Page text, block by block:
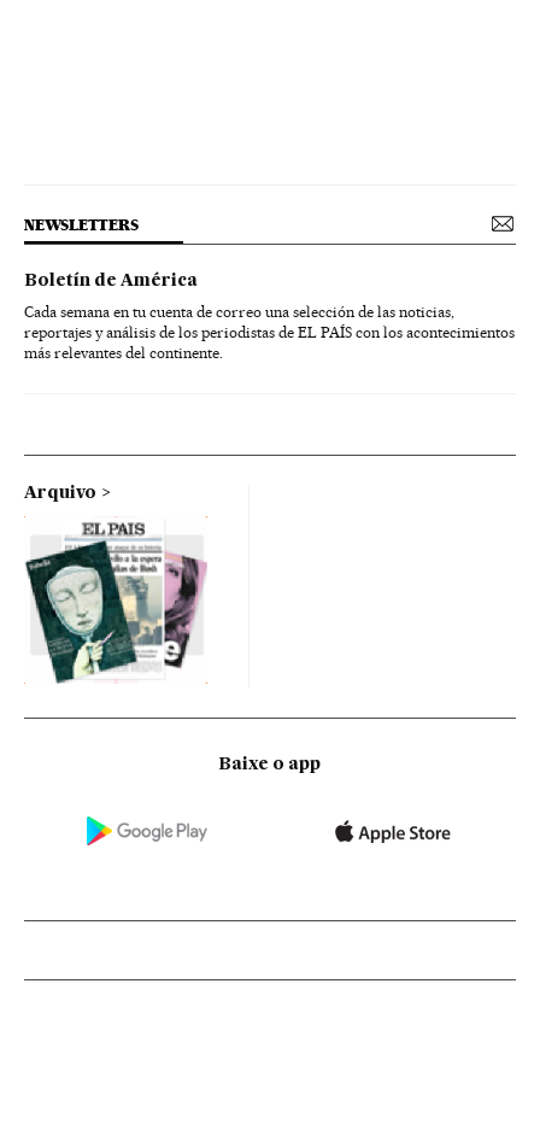
NEWSLETTERS
Boletín de América
Cada semana en tu cuenta de correo una selección de las noticias,
reportajes y análisis de los periodistas de EL PAÍS con los acontecimientos
más relevantes del continente.
Arquivo
Baixe o app